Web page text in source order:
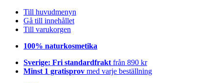
Till huvudmenyn
Gå till innehållet
Till varukorgen
100% naturkosmetika
Sverige: Fri standardfrakt från 890 kr
Minst 1 gratisprov med varje beställning